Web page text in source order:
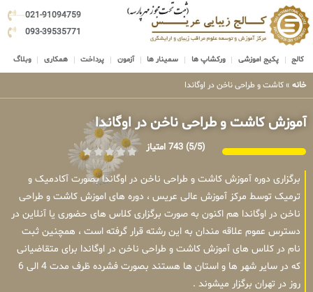
021-91094759
093-39535771
کالج پکیج اموزشی ورکشاپ ها سمینار ها آزمون پرداخت همکاری وبلاگ
خانه » کاشت و طراحی ناخن در اوگاندا
آموزش کاشت و طراحی ناخن در اوگاندا
(5/5) 743 امتیاز
برگزاری دوره آموزش کاشت و طراحی ناخن در اوگاندا بصورت آکادمیک و
ترمیک توسط مرکز آموزش عالی عریس ، دوره های اموزش کاشت و طراحی
ناخن در اوگاندا هم اکنون به صورت برگزاری کلاس های حضوری یا آنلاین در
دسترس عموم علاقه مندان به این رشته قرار گرفته است ، همچنین ثبت
نام در کلاس های آموزش کاشت و طراحی ناخن در اوگاندا برای متقاضیانی
که در سایر شهر ها و استان ها هستند بصورت فشرده ظرف مدت 4 الی 6
روز در تهران برگزار میشوند .